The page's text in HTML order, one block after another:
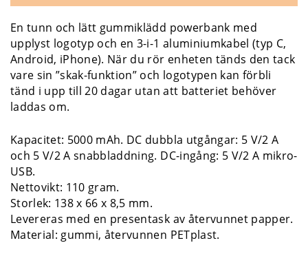
En tunn och lätt gummiklädd powerbank med
upplyst logotyp och en 3-i-1 aluminiumkabel (typ C,
Android, iPhone). När du rör enheten tänds den tack
vare sin ”skak-funktion” och logotypen kan förbli
tänd i upp till 20 dagar utan att batteriet behöver
laddas om.
Kapacitet: 5000 mAh. DC dubbla utgångar: 5 V/2 A
och 5 V/2 A snabbladdning. DC-ingång: 5 V/2 A mikro-
USB.
Nettovikt: 110 gram.
Storlek: 138 x 66 x 8,5 mm.
Levereras med en presentask av återvunnet papper.
Material: gummi, återvunnen PETplast.